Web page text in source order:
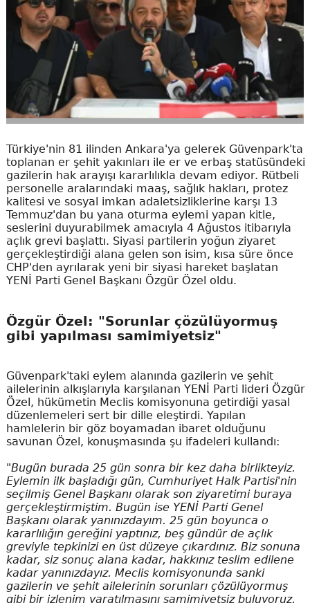
Türkiye'nin 81 ilinden Ankara'ya gelerek Güvenpark'ta
toplanan er şehit yakınları ile er ve erbaş statüsündeki
gazilerin hak arayışı kararlılıkla devam ediyor. Rütbeli
personelle aralarındaki maaş, sağlık hakları, protez
kalitesi ve sosyal imkan adaletsizliklerine karşı 13
Temmuz'dan bu yana oturma eylemi yapan kitle,
seslerini duyurabilmek amacıyla 4 Ağustos itibarıyla
açlık grevi başlattı. Siyasi partilerin yoğun ziyaret
gerçekleştirdiği alana gelen son isim, kısa süre önce
CHP'den ayrılarak yeni bir siyasi hareket başlatan
YENİ Parti Genel Başkanı Özgür Özel oldu.
Özgür Özel: "Sorunlar çözülüyormuş
gibi yapılması samimiyetsiz"
Güvenpark'taki eylem alanında gazilerin ve şehit
ailelerinin alkışlarıyla karşılanan YENİ Parti lideri Özgür
Özel, hükümetin Meclis komisyonuna getirdiği yasal
düzenlemeleri sert bir dille eleştirdi. Yapılan
hamlelerin bir göz boyamadan ibaret olduğunu
savunan Özel, konuşmasında şu ifadeleri kullandı:
"Bugün burada 25 gün sonra bir kez daha birlikteyiz.
Eylemin ilk başladığı gün, Cumhuriyet Halk Partisi'nin
seçilmiş Genel Başkanı olarak son ziyaretimi buraya
gerçekleştirmiştim. Bugün ise YENİ Parti Genel
Başkanı olarak yanınızdayım. 25 gün boyunca o
kararlılığın gereğini yaptınız, beş gündür de açlık
greviyle tepkinizi en üst düzeye çıkardınız. Biz sonuna
kadar, siz sonuç alana kadar, hakkınız teslim edilene
kadar yanınızdayız. Meclis komisyonunda sanki
gazilerin ve şehit ailelerinin sorunları çözülüyormuş
gibi bir izlenim yaratılmasını samimiyetsiz buluyoruz.